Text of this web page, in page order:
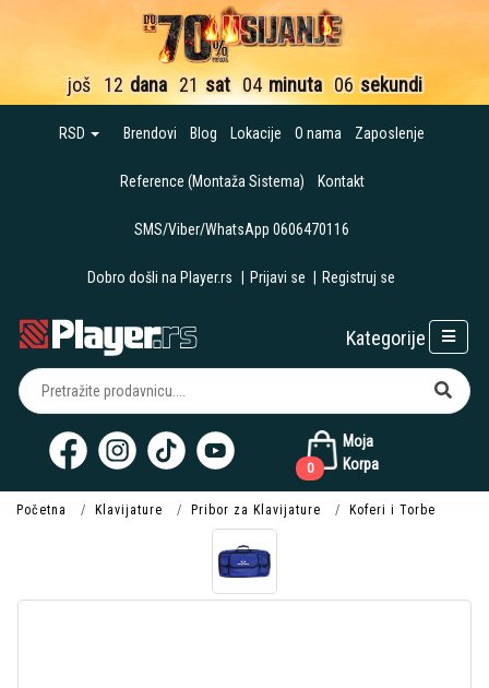
još 12 dana 21 sat 04 minuta 05 sekundi
RSD Brendovi Blog Lokacije O nama Zaposlenje
Reference (Montaža Sistema) Kontakt
SMS/Viber/WhatsApp 0606470116
Dobro došli na Player.rs Prijavi se Registruj se
Moja
Korpa
0
Kategorije
Početna Klavijature Pribor za Klavijature Koferi i Torbe